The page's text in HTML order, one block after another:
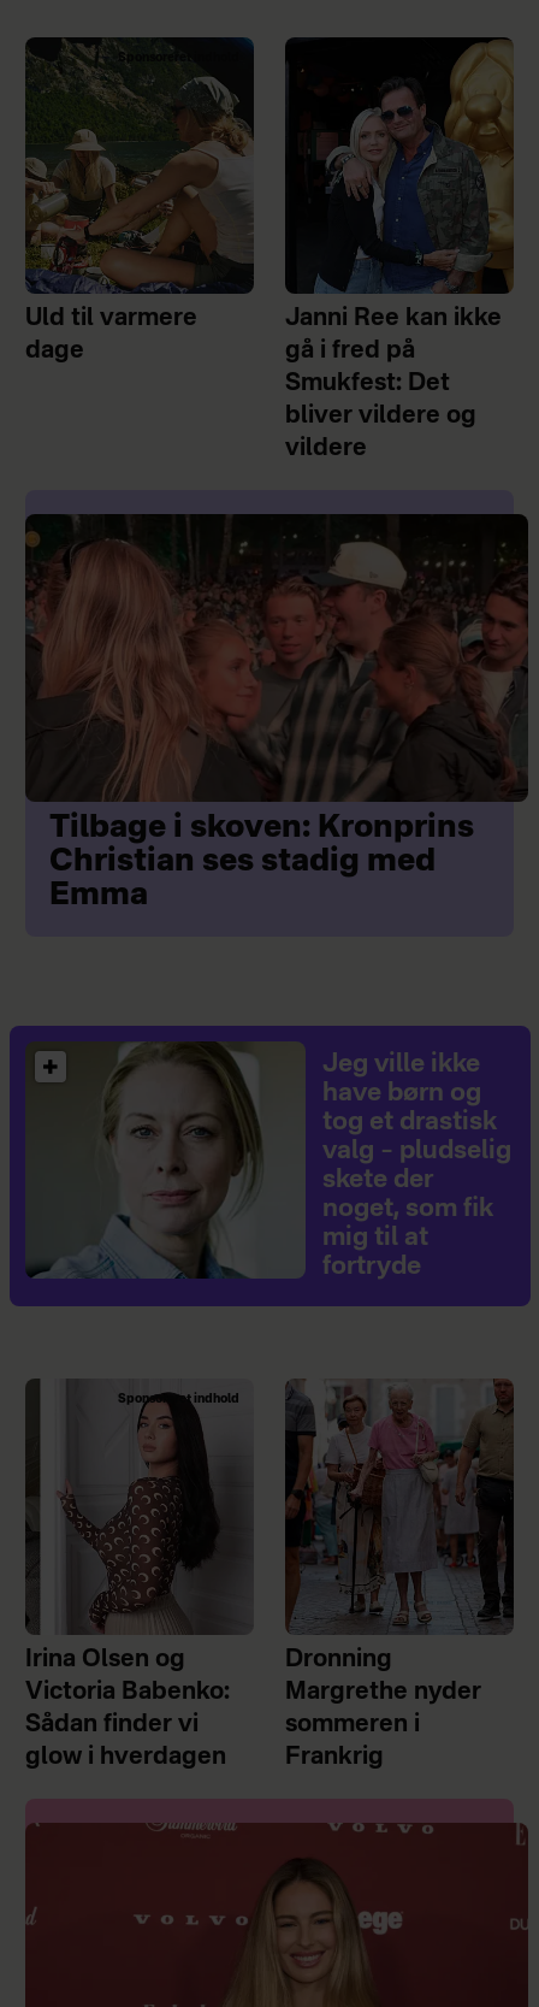
Sponsoreret indhold
Uld til varmere
dage
Janni Ree kan ikke
gå i fred på
Smukfest: Det
bliver vildere og
vildere
Tilbage i skoven: Kronprins
Christian ses stadig med
Emma
Jeg ville ikke
have børn og
tog et drastisk
valg – pludselig
skete der
noget, som fik
mig til at
fortryde
Sponsoreret indhold
Irina Olsen og
Victoria Babenko:
Sådan finder vi
glow i hverdagen
Dronning
Margrethe nyder
sommeren i
Frankrig